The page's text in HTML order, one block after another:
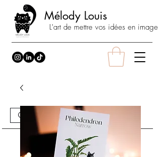
Mélody Louis
L'art de mettre vos idées en image